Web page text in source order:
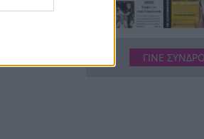
20:33
Δικαστικό
δασμούς Τραμπ:
επιχειρήσεις
ΓΙΝΕ